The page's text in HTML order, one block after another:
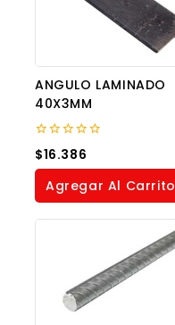
ANGULO LAMINADO
40X3MM
0
out
of
$16.386
Agregar Al Carrito